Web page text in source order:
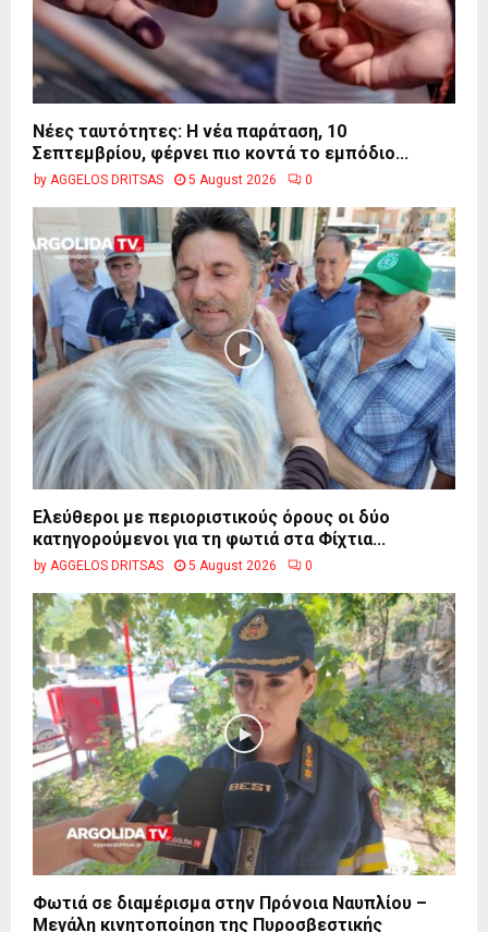
Νέες ταυτότητες: Η νέα παράταση, 10
Σεπτεμβρίου, φέρνει πιο κοντά το εμπόδιο...
by AGGELOS DRITSAS 5 August 2026 0
Ελεύθεροι με περιοριστικούς όρους οι δύο
κατηγορούμενοι για τη φωτιά στα Φίχτια...
by AGGELOS DRITSAS 5 August 2026 0
Φωτιά σε διαμέρισμα στην Πρόνοια Ναυπλίου –
Μεγάλη κινητοποίηση της Πυροσβεστικής